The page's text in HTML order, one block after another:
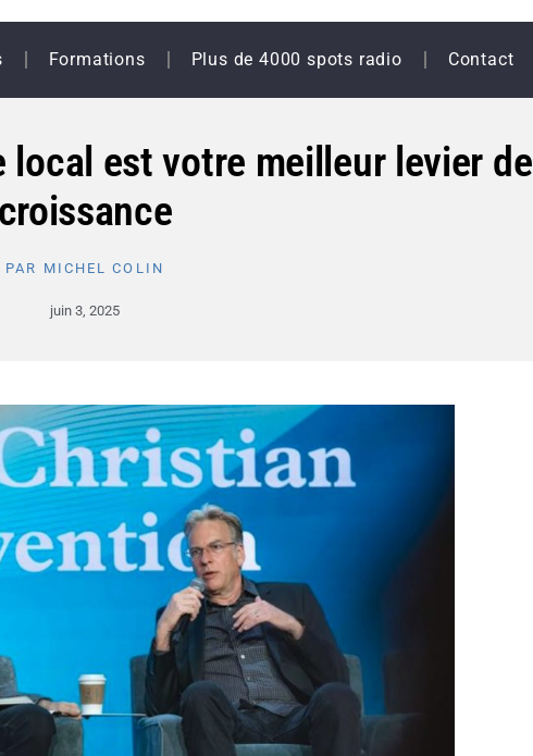
Formations Plus de 4000 spots radio Contact
local est votre meilleur levier de
croissance
PAR MICHEL COLIN
juin 3, 2025